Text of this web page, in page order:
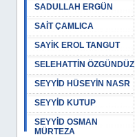
SADULLAH ERGÜN
SAİT ÇAMLICA
SAYİK EROL TANGUT
SELEHATTİN ÖZGÜNDÜZ
SEYYİD HÜSEYİN NASR
SEYYİD KUTUP
SEYYİD OSMAN
MÜRTEZA